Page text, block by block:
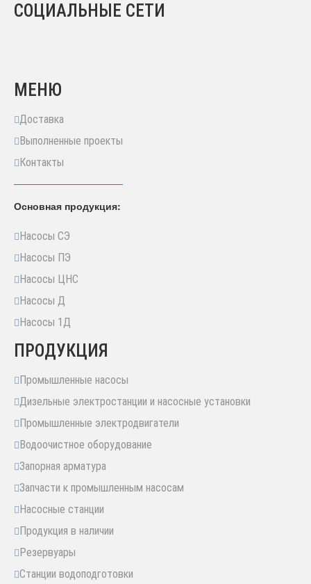
СОЦИАЛЬНЫЕ СЕТИ
МЕНЮ
Доставка
Выполненные проекты
Контакты
Основная продукция:
Насосы СЭ
Насосы ПЭ
Насосы ЦНС
Насосы Д
Насосы 1Д
ПРОДУКЦИЯ
Промышленные насосы
Дизельные электростанции и насосные установки
Промышленные электродвигатели
Водоочистное оборудование
Запорная арматура
Запчасти к промышленным насосам
Насосные станции
Продукция в наличии
Резервуары
Станции водоподготовки